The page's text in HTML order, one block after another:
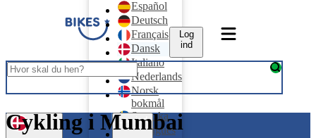
Español
Deutsch
Français
Dansk
Italiano
Nederlands
Norsk
bokmål
Svenska
Português
Log
ind
Log ind
Cykling i Mumbai